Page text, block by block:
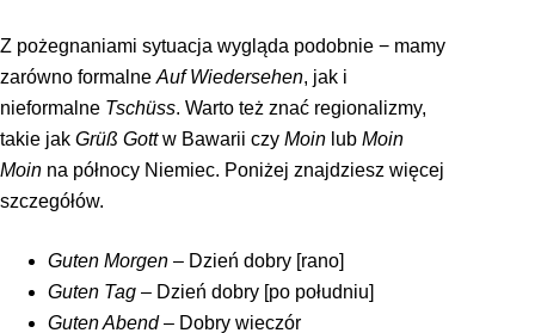
Z pożegnaniami sytuacja wygląda podobnie − mamy
zarówno formalne Auf Wiedersehen, jak i
nieformalne Tschüss. Warto też znać regionalizmy,
takie jak Grüß Gottw Bawarii czy Moin lub Moin
Moin na północy Niemiec. Poniżej znajdziesz więcej
szczegółów.
Guten Morgen – Dzień dobry [rano]
Guten Tag – Dzień dobry [po południu]
Guten Abend– Dobry wieczór